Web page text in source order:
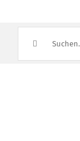
nach: